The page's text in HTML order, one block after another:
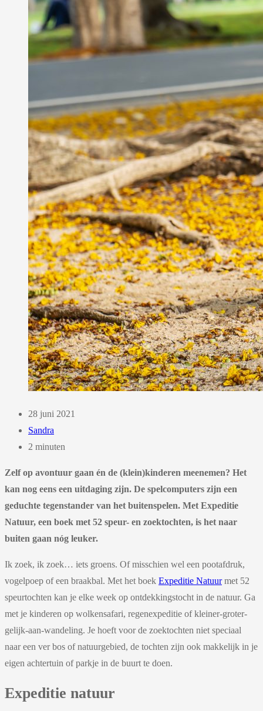
28 juni 2021
Sandra
2 minuten
Zelf op avontuur gaan én de (klein)kinderen meenemen? Het
kan nog eens een uitdaging zijn. De spelcomputers zijn een
geduchte tegenstander van het buitenspelen. Met Expeditie
Natuur, een boek met 52 speur- en zoektochten, is het naar
buiten gaan nóg leuker.
Ik zoek, ik zoek… iets groens. Of misschien wel een pootafdruk,
vogelpoep of een braakbal. Met het boek Expeditie Natuurmet 52
speurtochten kan je elke week op ontdekkingstocht in de natuur. Ga
met je kinderen op wolkensafari, regenexpeditie of kleiner-groter-
gelijk-aan-wandeling. Je hoeft voor de zoektochten niet speciaal
naar een ver bos of natuurgebied, de tochten zijn ook makkelijk in je
eigen achtertuin of parkje in de buurt te doen.
Expeditie natuur